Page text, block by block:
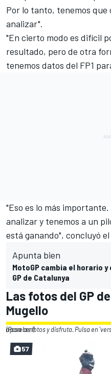
Por lo tanto, tenemos
analizar".
"En cierto modo es difícil
resultado, pero de otra
tenemos datos del FP1
"Eso es lo más
analizar y tenemos a un
está ganando", concluyó el
Apunta bien
MotoGP cambia el horario
GP de Catalunya
Las fotos del GP
Mugello
(Pasa las fotos y disfruta. Pulsa en 'versión completa' al final del artículo si no te aparecen)
57